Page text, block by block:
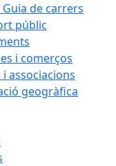
de carrers
públic
i comerços
associacions
geogràfica